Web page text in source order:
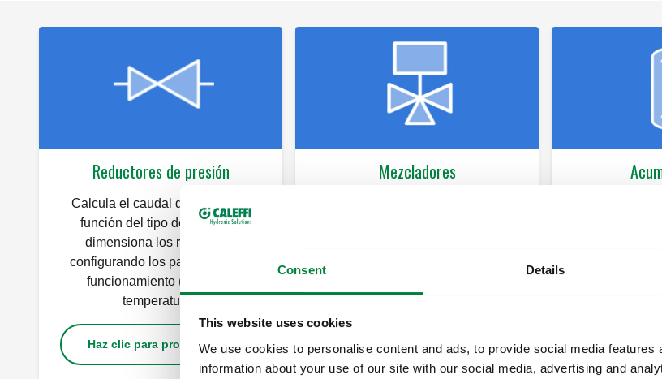
Consent Details
This website uses cookies
We use cookies to personalise content and ads, to provide social media
information about your use of our site with our social media, advertising and
Reductores de presión
Calcula el caudal de diseño en
función del tipo de usuario y
dimensiona los reductores
configurando los parámetros de
funcionamiento (presión y
temperatura).
Haz clic para probarlo
Mezcladores
Haz clic para probarlo Haz clic